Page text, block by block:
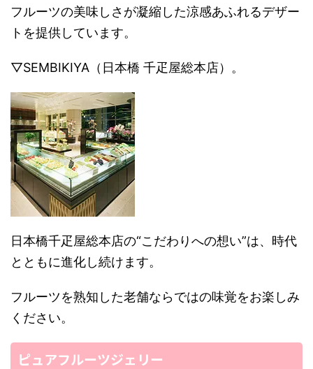
フルーツの美味しさが凝縮した涼感あふれるデザー
トを提供しています。
▽SEMBIKIYA（日本橋 千疋屋総本店）。
日本橋千疋屋総本店の“こだわりへの想い”は、時代
とともに進化し続けます。
フルーツを熟知した老舗ならではの味覚をお楽しみ
ください。
ピュアフルーツジェリー